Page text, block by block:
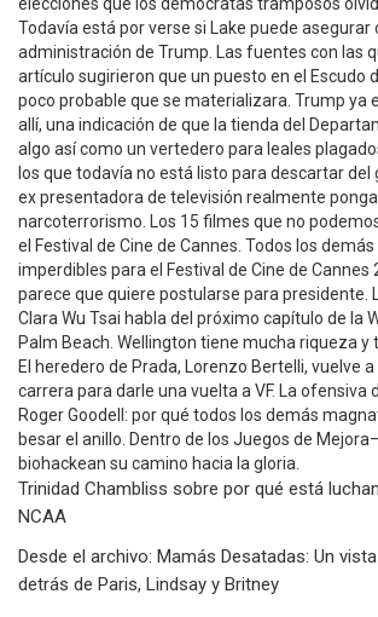
Trinidad Chambliss sobre por qué está
NCAA
Desde el archivo: Mamás Desatadas: Un
detrás de Paris, Lindsay y Britney